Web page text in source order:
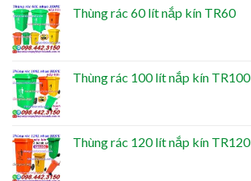
Thùng rác 60 lít nắp kín TR60
Thùng rác 100 lít nắp kín TR100
Thùng rác 120 lít nắp kín TR120